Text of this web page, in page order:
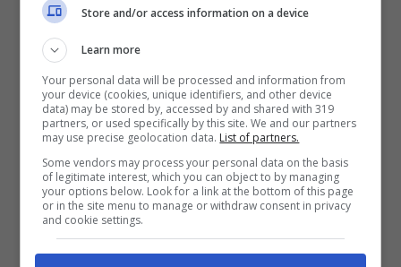
god
Questa casa era una traphouse
Prima stavo nel garage ora è una
penthouse, oh god (oh god)
Lei che dice “bhe wow”
E ora vuole darmi quello che mi spetta, oh
god.
Store and/or access information on a device
Learn more
Your personal data will be processed and information from
your device (cookies, unique identifiers, and other device
data) may be stored by, accessed by and shared with 319
partners, or used specifically by this site. We and our partners
may use precise geolocation data. List of partners.
Some vendors may process your personal data on the basis
of legitimate interest, which you can object to by managing
your options below. Look for a link at the bottom of this page
or in the site menu to manage or withdraw consent in privacy
and cookie settings.